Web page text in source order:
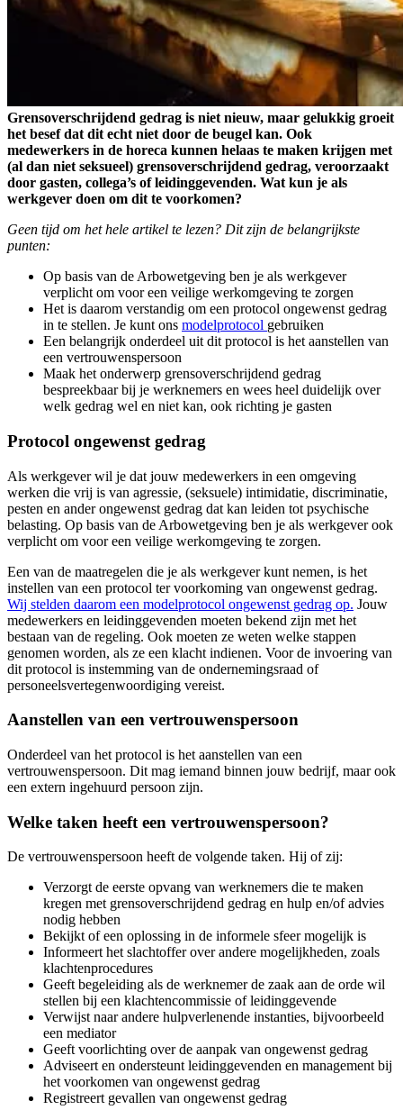
Grensoverschrijdend gedrag is niet nieuw, maar gelukkig groeit
het besef dat dit echt niet door de beugel kan. Ook
medewerkers in de horeca kunnen helaas te maken krijgen met
(al dan niet seksueel) grensoverschrijdend gedrag, veroorzaakt
door gasten, collega’s of leidinggevenden. Wat kun je als
werkgever doen om dit te voorkomen?
Geen tijd om het hele artikel te lezen? Dit zijn de belangrijkste
punten:
Op basis van de Arbowetgeving ben je als werkgever
verplicht om voor een veilige werkomgeving te zorgen
Het is daarom verstandig om een protocol ongewenst gedrag
in te stellen. Je kunt ons modelprotocol gebruiken
Een belangrijk onderdeel uit dit protocol is het aanstellen van
een vertrouwenspersoon
Maak het onderwerp grensoverschrijdend gedrag
bespreekbaar bij je werknemers en wees heel duidelijk over
welk gedrag wel en niet kan, ook richting je gasten
Protocol ongewenst gedrag
Als werkgever wil je dat jouw medewerkers in een omgeving
werken die vrij is van agressie, (seksuele) intimidatie, discriminatie,
pesten en ander ongewenst gedrag dat kan leiden tot psychische
belasting. Op basis van de Arbowetgeving ben je als werkgever ook
verplicht om voor een veilige werkomgeving te zorgen.
Een van de maatregelen die je als werkgever kunt nemen, is het
instellen van een protocol ter voorkoming van ongewenst gedrag.
Wij stelden daarom een modelprotocol ongewenst gedrag op. Jouw
medewerkers en leidinggevenden moeten bekend zijn met het
bestaan van de regeling. Ook moeten ze weten welke stappen
genomen worden, als ze een klacht indienen. Voor de invoering van
dit protocol is instemming van de ondernemingsraad of
personeelsvertegenwoordiging vereist.
Aanstellen van een vertrouwenspersoon
Onderdeel van het protocol is het aanstellen van een
vertrouwenspersoon. Dit mag iemand binnen jouw bedrijf, maar ook
een extern ingehuurd persoon zijn.
Welke taken heeft een vertrouwenspersoon?
De vertrouwenspersoon heeft de volgende taken. Hij of zij:
Verzorgt de eerste opvang van werknemers die te maken
kregen met grensoverschrijdend gedrag en hulp en/of advies
nodig hebben
Bekijkt of een oplossing in de informele sfeer mogelijk is
Informeert het slachtoffer over andere mogelijkheden, zoals
klachtenprocedures
Geeft begeleiding als de werknemer de zaak aan de orde wil
stellen bij een klachtencommissie of leidinggevende
Verwijst naar andere hulpverlenende instanties, bijvoorbeeld
een mediator
Geeft voorlichting over de aanpak van ongewenst gedrag
Adviseert en ondersteunt leidinggevenden en management bij
het voorkomen van ongewenst gedrag
Registreert gevallen van ongewenst gedrag